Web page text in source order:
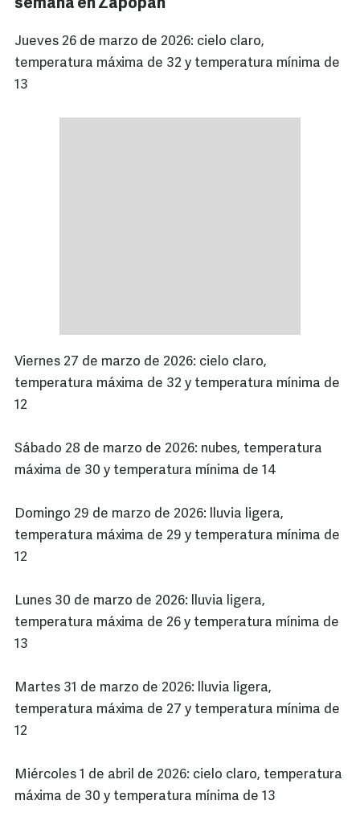
semana en Zapopan
Jueves 26 de marzo de 2026: cielo claro,
temperatura máxima de 32 y temperatura mínima de
13
Viernes 27 de marzo de 2026: cielo claro,
temperatura máxima de 32 y temperatura mínima de
12
Sábado 28 de marzo de 2026: nubes, temperatura
máxima de 30 y temperatura mínima de 14
Domingo 29 de marzo de 2026: lluvia ligera,
temperatura máxima de 29 y temperatura mínima de
12
Lunes 30 de marzo de 2026: lluvia ligera,
temperatura máxima de 26 y temperatura mínima de
13
Martes 31 de marzo de 2026: lluvia ligera,
temperatura máxima de 27 y temperatura mínima de
12
Miércoles 1 de abril de 2026: cielo claro, temperatura
máxima de 30 y temperatura mínima de 13